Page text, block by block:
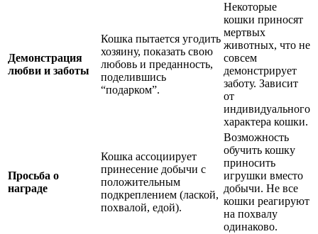
Демонстрация
любви и заботы
Кошка пытается угодить
хозяину, показать свою
любовь и преданность,
поделившись
“подарком”.
Некоторые
кошки приносят
мертвых
животных, что не
совсем
демонстрирует
заботу. Зависит
от
индивидуального
характера кошки.
Просьба о
награде
Кошка ассоциирует
принесение добычи с
положительным
подкреплением (лаской,
похвалой, едой).
Возможность
обучить кошку
приносить
игрушки вместо
добычи. Не все
кошки реагируют
на похвалу
одинаково.